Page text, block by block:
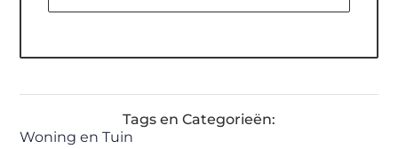
Tags en Categorieën:
Woning en Tuin